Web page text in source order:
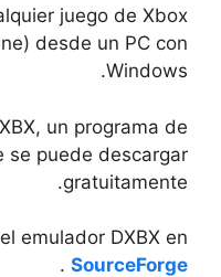
juego de Xbox
One) desde un PC con
Windows.
DXBX, un programa de
se puede descargar
gratuitamente.
el emulador DXBX en
SourceForge
.